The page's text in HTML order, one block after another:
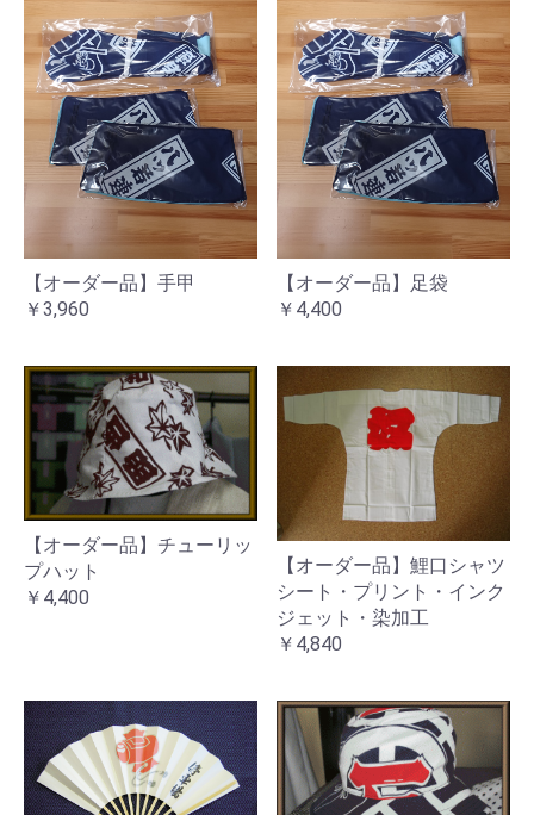
【オーダー品】手甲
￥3,960
【オーダー品】足袋
￥4,400
【オーダー品】チューリッ
プハット
￥4,400
【オーダー品】鯉口シャツ
シート・プリント・インク
ジェット・染加工
￥4,840